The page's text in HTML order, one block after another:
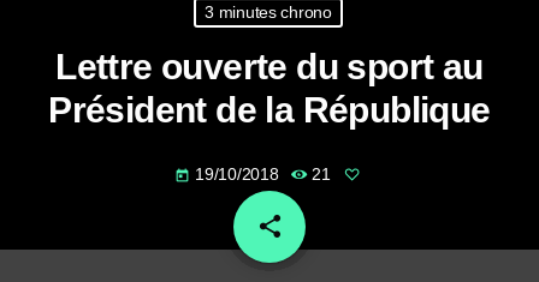
3 minutes chrono
Lettre ouverte du sport au
Président de la République
today 19/10/2018 21
share
email